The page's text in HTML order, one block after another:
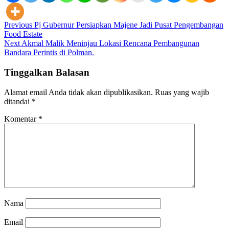
Post
navigation
Previous Pj Gubernur Persiapkan Majene Jadi Pusat Pengembangan
Food Estate
Next Akmal Malik Meninjau Lokasi Rencana Pembangunan
Bandara Perintis di Polman.
Tinggalkan Balasan
Alamat email Anda tidak akan dipublikasikan. Ruas yang wajib
ditandai *
Komentar *
Nama
Email